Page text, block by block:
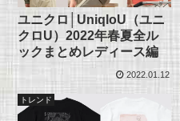
ユニクロ│UniqloU（ユニ
クロU）2022年春夏全ル
ックまとめレディース編
2022.01.12
トレンド